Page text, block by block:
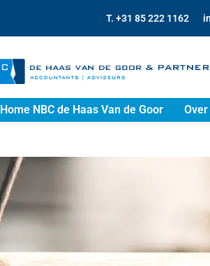
T. +31 85 222 1162
Home NBC de Haas Van de Goor Over